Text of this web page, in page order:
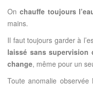
On chauffe toujours
mains.
Il faut toujours garder à
laissé sans
change, même pour un
Toute anomalie